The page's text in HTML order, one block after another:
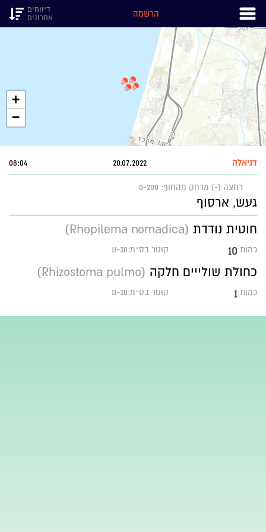
הרשמה
דיווחים
אחרונים
+
−
דניאלה 20.07.2022
08:04
רחצה (-) מרחק מהחוף: 0-200
געש, ארסוף
חוטית נודדת (Rhopilema nomadica)
כמות:10 קוטר בס״מ:11-30
כחולת שולייים חלקה (Rhizostoma pulmo)
כמות:1 קוטר בס״מ:11-30